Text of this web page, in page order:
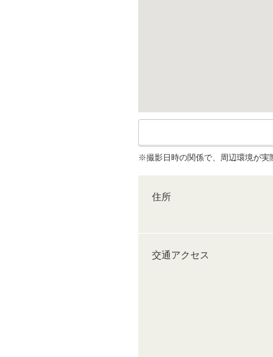
※撮影日時の関係で、周辺環境が実
住所
交通アクセス